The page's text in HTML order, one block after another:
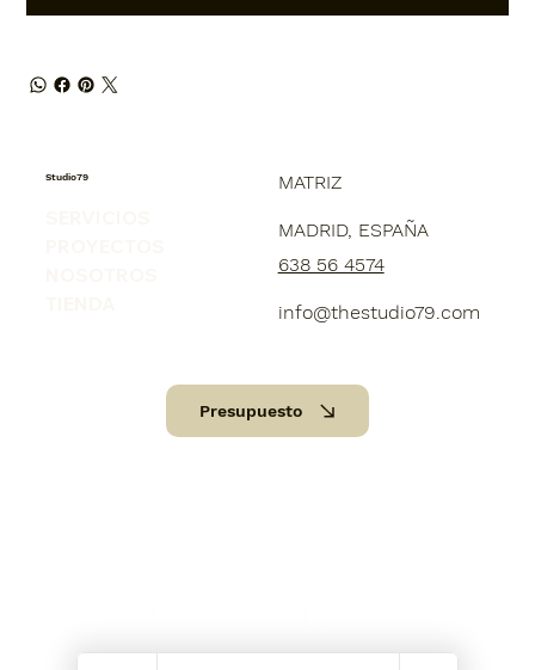
Studio79 MATRIZ
MADRID, ESPAÑA
638 56 4574
info@thestudio79.com
Presupuesto